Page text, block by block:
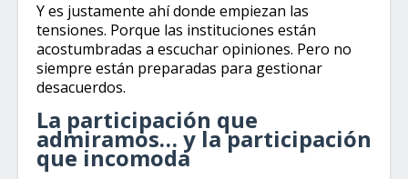
Y es justamente ahí donde empiezan las
tensiones. Porque las instituciones están
acostumbradas a escuchar opiniones. Pero no
siempre están preparadas para gestionar
desacuerdos.
La participación que
admiramos… y la participación
que incomoda